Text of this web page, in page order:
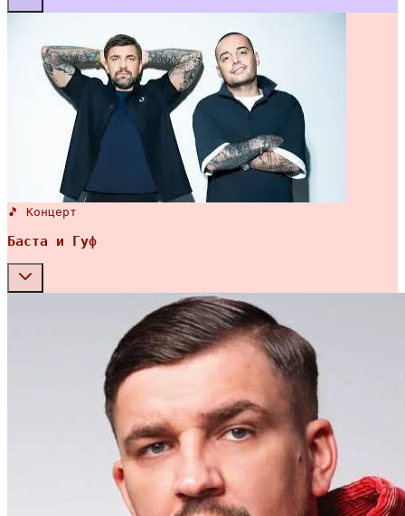
🎵 Концерт
Баста и Гуф